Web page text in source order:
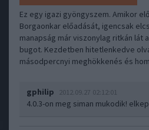
Ez egy igazi gyöngyszem. Amikor
Borgaonkar előadását, igencsak
manapság már viszonylag ritkán lát
bugot. Kezdetben hitetlenkedve
másodpercnyi meghökkenés és
gphilip 2012.09.27 02:12:01
4.0.3-on meg siman mukodik!